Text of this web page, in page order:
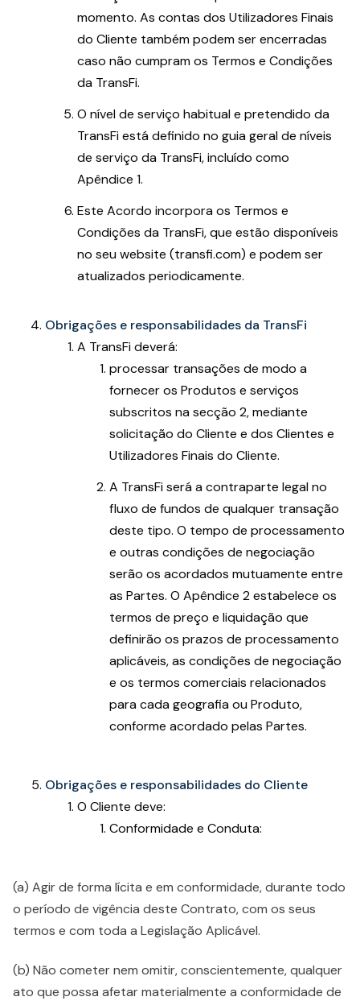
momento. As contas dos Utilizadores Finais
do Cliente também podem ser encerradas
caso não cumpram os Termos e Condições
da TransFi.
O nível de serviço habitual e pretendido da
TransFi está definido no guia geral de níveis
de serviço da TransFi, incluído como
Apêndice 1.
Este Acordo incorpora os Termos e
Condições da TransFi, que estão disponíveis
no seu website (transfi.com) e podem ser
atualizados periodicamente.
Obrigações e responsabilidades da TransFi
A TransFi deverá:
processar transações de modo a
fornecer os Produtos e serviços
subscritos na secção 2, mediante
solicitação do Cliente e dos Clientes e
Utilizadores Finais do Cliente.
A TransFi será a contraparte legal no
fluxo de fundos de qualquer transação
deste tipo. O tempo de processamento
e outras condições de negociação
serão os acordados mutuamente entre
as Partes. O Apêndice 2 estabelece os
termos de preço e liquidação que
definirão os prazos de processamento
aplicáveis, as condições de negociação
e os termos comerciais relacionados
para cada geografia ou Produto,
conforme acordado pelas Partes.
Obrigações e responsabilidades do Cliente
O Cliente deve:
Conformidade e Conduta:
(a) Agir de forma lícita e em conformidade, durante todo
o período de vigência deste Contrato, com os seus
termos e com toda a Legislação Aplicável.
(b) Não cometer nem omitir, conscientemente, qualquer
ato que possa afetar materialmente a conformidade de